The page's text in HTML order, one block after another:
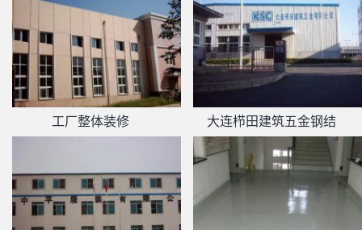
工厂整体装修 大连栉田建筑五金钢结